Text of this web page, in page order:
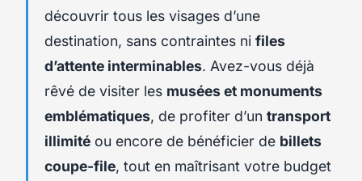
découvrir tous les visages d’une
destination, sans contraintes ni files
d’attente interminables. Avez-vous déjà
rêvé de visiter les musées et monuments
emblématiques, de profiter d’un transport
illimité ou encore de bénéficier de billets
coupe-file, tout en maîtrisant votre budget